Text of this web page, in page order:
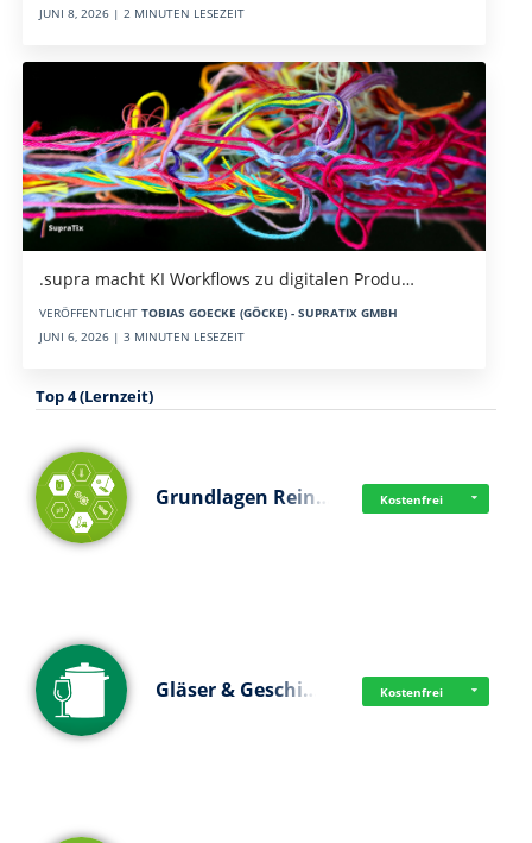
JUNI 8, 2026 | 2 MINUTEN LESEZEIT
.supra macht KI Workflows zu digitalen Produ…
VERÖFFENTLICHT TOBIAS GOECKE (GÖCKE) - SUPRATIX GMBH
JUNI 6, 2026 | 3 MINUTEN LESEZEIT
Top 4 (Lernzeit)
Grundlagen Rein… Kostenfrei
Gläser & Geschi… Kostenfrei